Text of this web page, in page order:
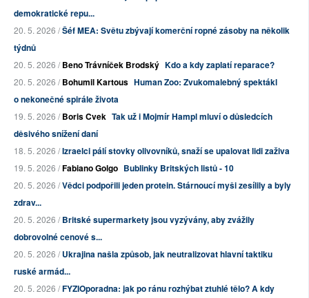
demokratické repu...
20. 5. 2026 /Šéf MEA: Světu zbývají komerční ropné zásoby na několik
týdnů
20. 5. 2026 /Beno Trávníček Brodský Kdo a kdy zaplatí reparace?
20. 5. 2026 /Bohumil Kartous Human Zoo: Zvukomalebný spektákl
o nekonečné spirále života
19. 5. 2026 /Boris Cvek Tak už i Mojmír Hampl mluví o důsledcích
děsivého snížení daní
18. 5. 2026 /Izraelci pálí stovky olivovníků, snaží se upalovat lidi zaživa
19. 5. 2026 /Fabiano Golgo Bublinky Britských listů - 10
20. 5. 2026 /Vědci podpořili jeden protein. Stárnoucí myši zesílily a byly
zdrav...
20. 5. 2026 /Britské supermarkety jsou vyzývány, aby zvážily
dobrovolné cenové s...
20. 5. 2026 /Ukrajina našla způsob, jak neutralizovat hlavní taktiku
ruské armád...
20. 5. 2026 /FYZIOporadna: jak po ránu rozhýbat ztuhlé tělo? A kdy